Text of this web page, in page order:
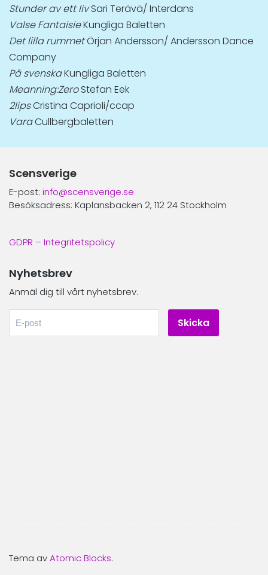
Stunder av ett livSari Terävä/ Interdans
Valse FantaisieKungliga Baletten
Det lilla rummetÖrjan Andersson/ Andersson Dance
Company
På svenskaKungliga Baletten
Meanning:ZeroStefan Eek
2lipsCristina Caprioli/ccap
VaraCullbergbaletten
Scensverige
E-post: info@scensverige.se
Besöksadress: Kaplansbacken 2, 112 24 Stockholm
GDPR – Integritetspolicy
Nyhetsbrev
Anmäl dig till vårt nyhetsbrev.
Tema avAtomic Blocks.